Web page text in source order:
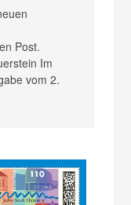
Post.
Im
vom 2.